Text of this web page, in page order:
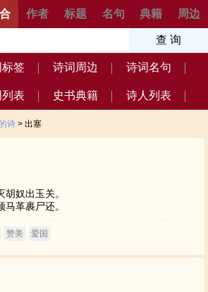
周边
典籍
名句
标题
作者
签 诗词周边 诗词名句
表 史书典籍 诗人列表
诗 > 出塞
奴出玉关。
革裹尸还。
赞美 爱国